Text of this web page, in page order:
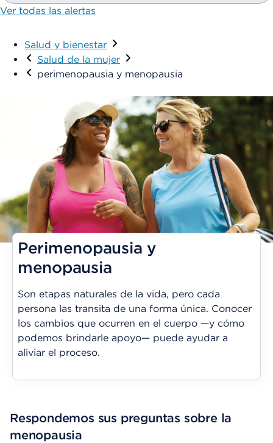
Ver todas las alertas
Salud y bienestar
Visitar
Salud de la mujer
perimenopausia y menopausia
Perimenopausia y
menopausia
Son etapas naturales de la vida, pero cada
persona las transita de una forma única. Conocer
los cambios que ocurren en el cuerpo —y cómo
podemos brindarle apoyo— puede ayudar a
aliviar el proceso.
Respondemos sus preguntas sobre la
menopausia